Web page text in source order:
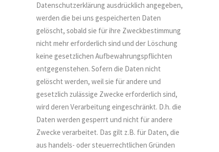
Datenschutzerklärung ausdrücklich angegeben,
werden die bei uns gespeicherten Daten
gelöscht, sobald sie für ihre Zweckbestimmung
nicht mehr erforderlich sind und der Löschung
keine gesetzlichen Aufbewahrungspflichten
entgegenstehen. Sofern die Daten nicht
gelöscht werden, weil sie für andere und
gesetzlich zulässige Zwecke erforderlich sind,
wird deren Verarbeitung eingeschränkt. D.h. die
Daten werden gesperrt und nicht für andere
Zwecke verarbeitet. Das gilt z.B. für Daten, die
aus handels- oder steuerrechtlichen Gründen